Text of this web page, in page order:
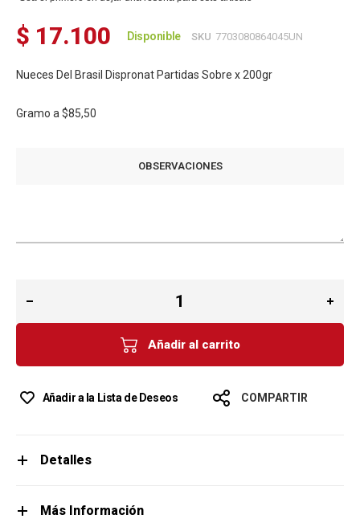
$ 17.100 Disponible SKU 7703080864045UN
Nueces Del Brasil Dispronat Partidas Sobre x 200gr
Gramo a $85,50
OBSERVACIONES
Añadir al carrito
Añadir a la Lista de Deseos COMPARTIR
Detalles
Más Información